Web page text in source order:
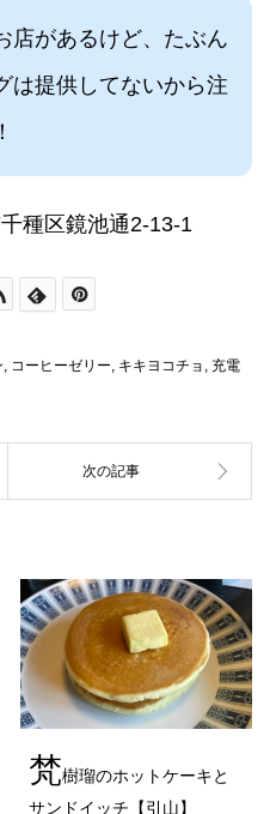
店があるけど、たぶん
は提供してないから注
種区鏡池通2-13-1
, コーヒーゼリー, キキヨコチョ , 充電
梵樹瑠のホットケーキと
サンドイッチ【引山】